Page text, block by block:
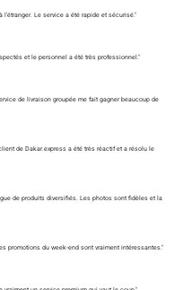
Le service a été rapide et sécurisé."
et le personnel a été très professionnel."
de livraison groupée me fait gagner beaucoup de
de Dakar.express a été très réactif et a résolu le
de produits diversifiés. Les photos sont fidèles et la
promotions du week-end sont vraiment intéressantes."